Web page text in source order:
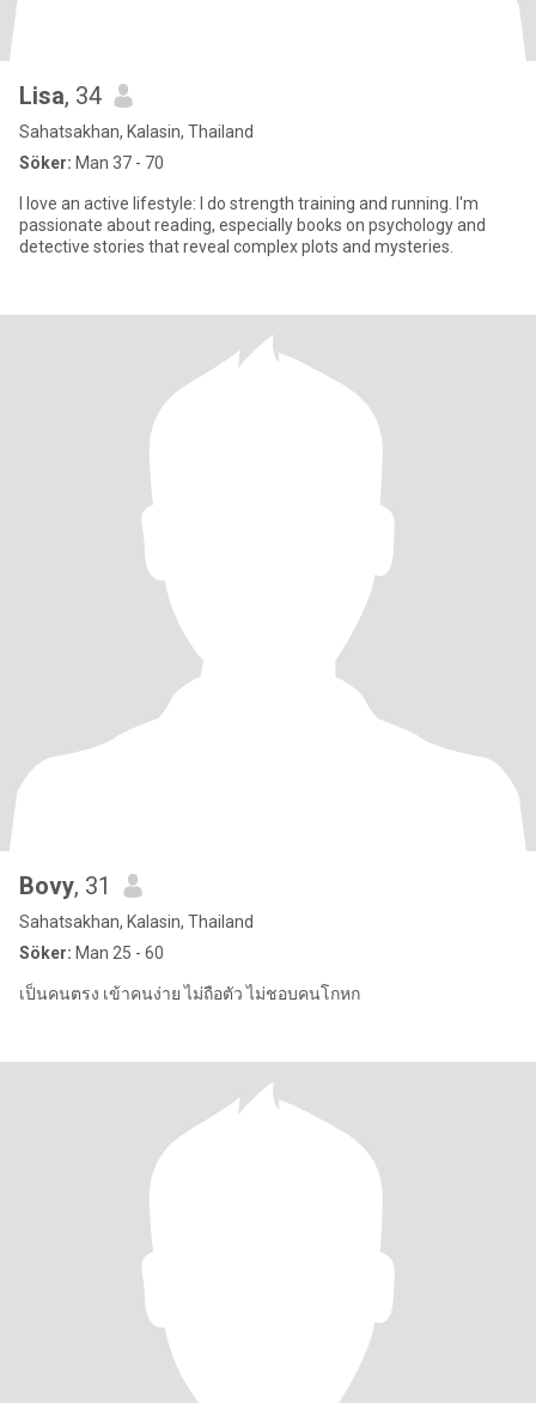
Lisa, 34
Sahatsakhan, Kalasin, Thailand
Söker: Man 37 - 70
I love an active lifestyle: I do strength training and running. I'm
passionate about reading, especially books on psychology and
detective stories that reveal complex plots and mysteries.
Bovy, 31
Sahatsakhan, Kalasin, Thailand
Söker: Man 25 - 60
เป็นคนตรง เข้าคนง่าย ไม่ถือตัว ไม่ชอบคนโกหก